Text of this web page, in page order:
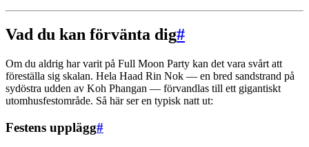
Vad du kan förvänta dig#
Om du aldrig har varit på Full Moon Party kan det vara svårt att
föreställa sig skalan. Hela Haad Rin Nok — en bred sandstrand på
sydöstra udden av Koh Phangan — förvandlas till ett gigantiskt
utomhusfestområde. Så här ser en typisk natt ut:
Festens upplägg#